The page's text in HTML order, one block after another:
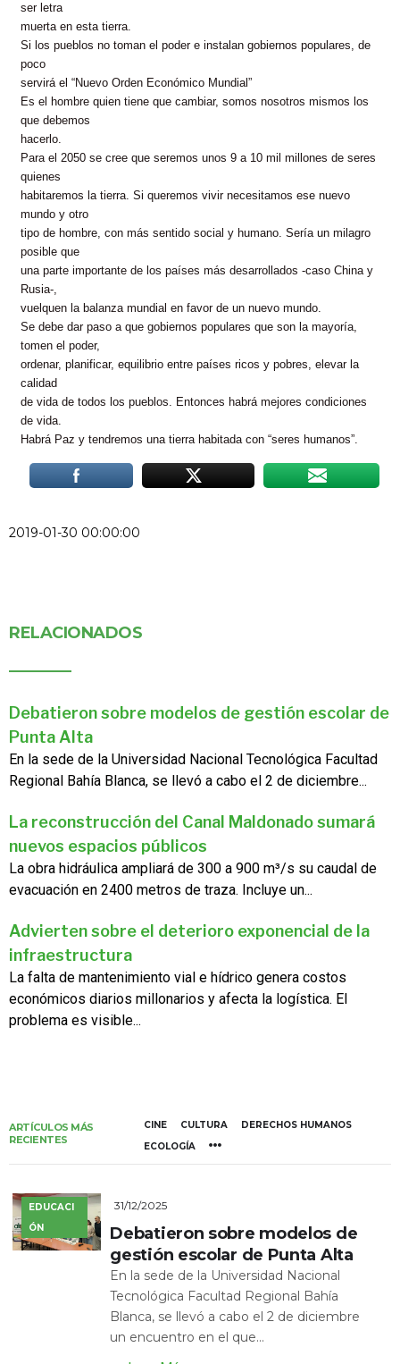
ser letra
muerta en esta tierra.
Si los pueblos no toman el poder e instalan gobiernos populares, de
poco
servirá el “Nuevo Orden Económico Mundial”
Es el hombre quien tiene que cambiar, somos nosotros mismos los
que debemos
hacerlo.
Para el 2050 se cree que seremos unos 9 a 10 mil millones de seres
quienes
habitaremos la tierra. Si queremos vivir necesitamos ese nuevo
mundo y otro
tipo de hombre, con más sentido social y humano. Sería un milagro
posible que
una parte importante de los países más desarrollados -caso China y
Rusia-,
vuelquen la balanza mundial en favor de un nuevo mundo.
Se debe dar paso a que gobiernos populares que son la mayoría,
tomen el poder,
ordenar, planificar, equilibrio entre países ricos y pobres, elevar la
calidad
de vida de todos los pueblos. Entonces habrá mejores condiciones
de vida.
Habrá Paz y tendremos una tierra habitada con “seres humanos”.
2019-01-30 00:00:00
RELACIONADOS
Debatieron sobre modelos de gestión escolar de
Punta Alta
En la sede de la Universidad Nacional Tecnológica Facultad
Regional Bahía Blanca, se llevó a cabo el 2 de diciembre...
La reconstrucción del Canal Maldonado sumará
nuevos espacios públicos
La obra hidráulica ampliará de 300 a 900 m³/s su caudal de
evacuación en 2400 metros de traza. Incluye un...
Advierten sobre el deterioro exponencial de la
infraestructura
La falta de mantenimiento vial e hídrico genera costos
económicos diarios millonarios y afecta la logística. El
problema es visible...
ARTÍCULOS MÁS
RECIENTES
CINE CULTURA
DERECHOS HUMANOS
ECOLOGÍA
EDUCACI
ÓN
31/12/2025
Debatieron sobre modelos de
gestión escolar de Punta Alta
En la sede de la Universidad Nacional
Tecnológica Facultad Regional Bahía
Blanca, se llevó a cabo el 2 de diciembre
un encuentro en el que...